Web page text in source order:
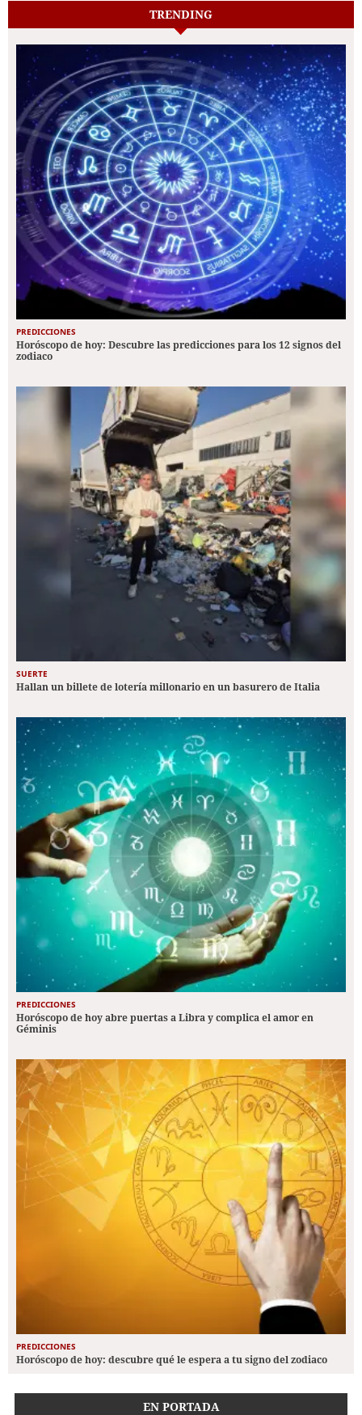
TRENDING
PREDICCIONES
Horóscopo de hoy: Descubre las predicciones para los 12 signos del
zodiaco
SUERTE
Hallan un billete de lotería millonario en un basurero de Italia
PREDICCIONES
Horóscopo de hoy abre puertas a Libra y complica el amor en
Géminis
PREDICCIONES
Horóscopo de hoy: descubre qué le espera a tu signo del zodiaco
EN PORTADA